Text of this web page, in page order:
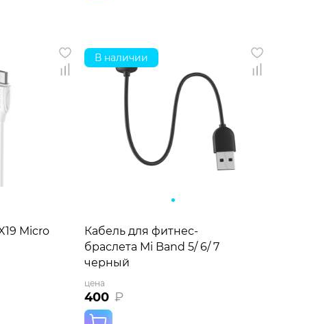
MicroUSB
В наличии
Кабель для фитнес-
браслета Mi Band 5/ 6/ 7
черный
цена
400 ₽